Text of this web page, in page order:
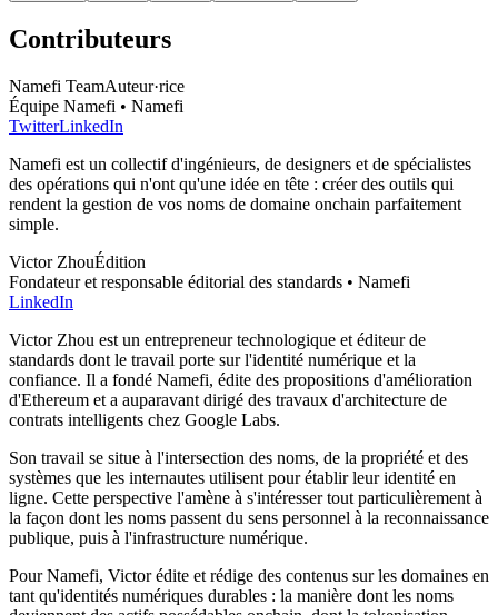
Contributeurs
Namefi TeamAuteur·rice
Équipe Namefi • Namefi
TwitterLinkedIn
Namefi est un collectif d'ingénieurs, de designers et de spécialistes
des opérations qui n'ont qu'une idée en tête : créer des outils qui
rendent la gestion de vos noms de domaine onchain parfaitement
simple.
Victor ZhouÉdition
Fondateur et responsable éditorial des standards • Namefi
LinkedIn
Victor Zhou est un entrepreneur technologique et éditeur de
standards dont le travail porte sur l'identité numérique et la
confiance. Il a fondé Namefi, édite des propositions d'amélioration
d'Ethereum et a auparavant dirigé des travaux d'architecture de
contrats intelligents chez Google Labs.
Son travail se situe à l'intersection des noms, de la propriété et des
systèmes que les internautes utilisent pour établir leur identité en
ligne. Cette perspective l'amène à s'intéresser tout particulièrement à
la façon dont les noms passent du sens personnel à la reconnaissance
publique, puis à l'infrastructure numérique.
Pour Namefi, Victor édite et rédige des contenus sur les domaines en
tant qu'identités numériques durables : la manière dont les noms